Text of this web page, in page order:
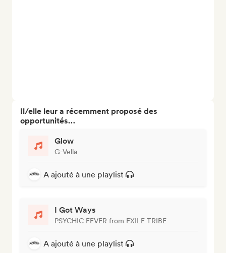
Il/elle leur a récemment proposé des
opportunités…
Glow
G-Vella
A ajouté à une playlist
I Got Ways
PSYCHIC FEVER from EXILE TRIBE
A ajouté à une playlist